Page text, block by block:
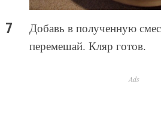
Добавь в полученную
перемешай. Кляр готов.
Ads